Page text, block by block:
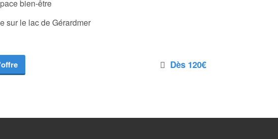
bien-être
sur le lac de Gérardmer
Dès 120€